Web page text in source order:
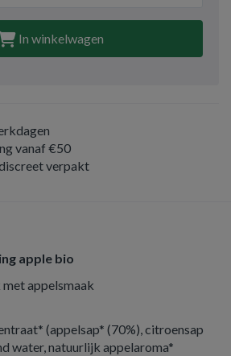
In winkelwagen
vanaf €50
verpakt
apple bio
appelsmaak
(appelsap* (70%), citroensap
water, natuurlijk appelaroma*